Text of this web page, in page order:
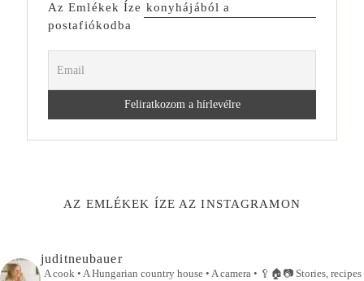
Az Emlékek Íze konyhájából a
postafiókodba
AZ EMLÉKEK ÍZE AZ INSTAGRAMON
juditneubauer
A cook • A Hungarian country house • A camera • 🥄🏠📷Stories, recipes